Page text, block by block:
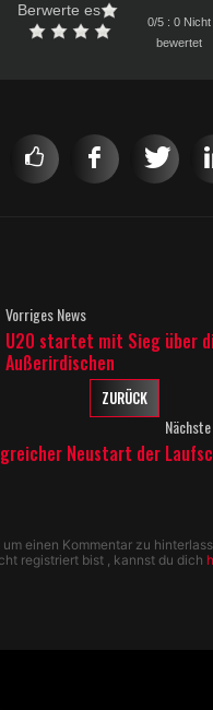
Berwerte es
0/5 : 0 Nicht
bewertet
Vorriges News
U20 startet mit Sieg über
Außerirdischen
ZURÜCK
Neustart der
, um einen Kommentar zu
registriert bist , kannst du dich